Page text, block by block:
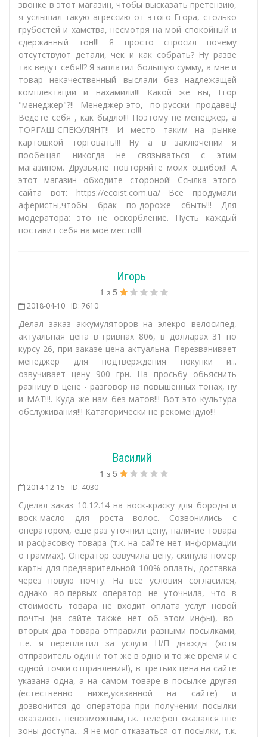
звонке в этот магазин, чтобы высказать претензию,
я услышал такую агрессию от этого Егора, столько
грубостей и хамства, несмотря на мой спокойный и
сдержанный тон!!! Я просто спросил почему
отсутствуют детали, чек и как собрать? Ну разве
так ведут себя!!? Я заплатил большую сумму, а мне и
товар некачественный выслали без надлежащей
комплектации и нахамили!!! Какой же вы, Егор
"менеджер"?!! Менеджер-это, по-русски продавец!
Ведёте себя , как быдло!!! Поэтому не менеджер, а
ТОРГАШ-СПЕКУЛЯНТ!! И место таким на рынке
картошкой торговать!!! Ну а в заключении я
пообещал никогда не связываться с этим
магазином. Друзья,не повторяйте моих ошибок!! А
этот магазин обходите стороной! Ссылка этого
сайта вот: https://ecoist.com.ua/ Всё продумали
аферисты,чтобы брак по-дороже сбыть!!! Для
модератора: это не оскорбление. Пусть каждый
поставит себя на моё место!!!
Игорь
1 з 5
2018-04-10 ID: 7610
Делал заказ аккумуляторов на элекро велосипед,
актуальная цена в гривнах 806, в долларах 31 по
курсу 26, при заказе цена актуальна. Перезванивает
менеджер для подтверждения покупки и...
озвучивает цену 900 грн. На просьбу обьяснить
разницу в цене - разговор на повышенных тонах, ну
и МАТ!!!. Куда же нам без матов!!! Вот это культура
обслуживания!!! Катагорически не рекомендую!!!
Василий
1 з 5
2014-12-15 ID: 4030
Сделал заказ 10.12.14 на воск-краску для бороды и
воск-масло для роста волос. Созвонились с
оператором, еще раз уточнил цену, наличие товара
и расфасовку товара (т.к. на сайте нет информации
о граммах). Оператор озвучила цену, скинула номер
карты для предварительной 100% оплаты, доставка
через новую почту. На все условия согласился,
однако во-первых оператор не уточнила, что в
стоимость товара не входит оплата услуг новой
почты (на сайте также нет об этом инфы), во-
вторых два товара отправили разными посылками,
т.е. я переплатил за услуги Н/П дважды (хотя
отправитель один и тот же в одно и то же время и с
одной точки отправления!), в третьих цена на сайте
указана одна, а на самом товаре в посылке другая
(естественно ниже,указанной на сайте) и
дозвонится до оператора при получении посылки
оказалось невозможным,т.к. телефон оказался вне
зоны доступа... Я не мог отказаться от посылки, т.к.